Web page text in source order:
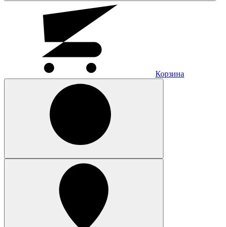
Корзина